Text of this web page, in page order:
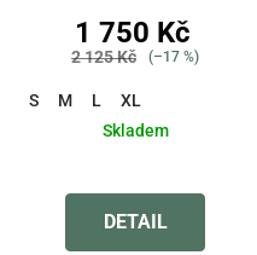
1 750 Kč
2 125 Kč (–17 %)
S M L
XL
Skladem
hodnocení
produktu
DETAIL